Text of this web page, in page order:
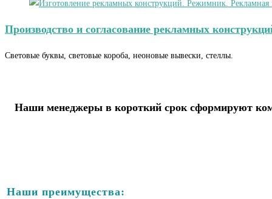
Производство и согласование рекламных
Световые буквы, световые короба, неоновые вывески, стеллы.
Наши менеджеры в короткий срок сформируют
Наши преимущества: